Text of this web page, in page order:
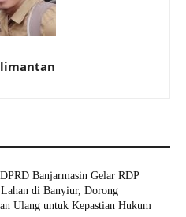
Banjarmasin Gelar RDP
Lahan di Banyiur, Dorong
Ulang untuk Kepastian Hukum